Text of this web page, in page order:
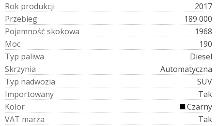
Rok produkcji
2017
Przebieg
189 000
Pojemność skokowa
1968
Moc
190
Typ paliwa
Diesel
Skrzynia
Automatyczna
Typ nadwozia
SUV
Importowany
Tak
Kolor
Czarny
VAT marża
Tak